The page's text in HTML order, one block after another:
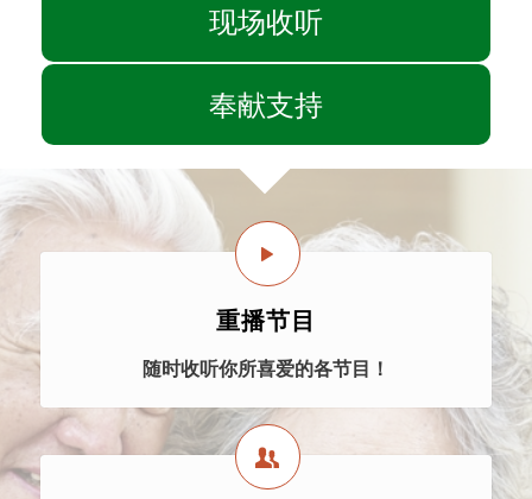
现场收听
奉献支持
重播节目
随时收听你所喜爱的各节目！